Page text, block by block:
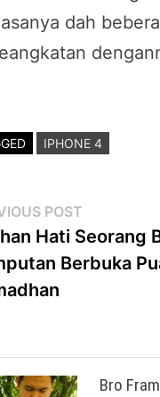
dah
IPHONE 4
POST
post:
Hati Seorang
Berbuka
Bro